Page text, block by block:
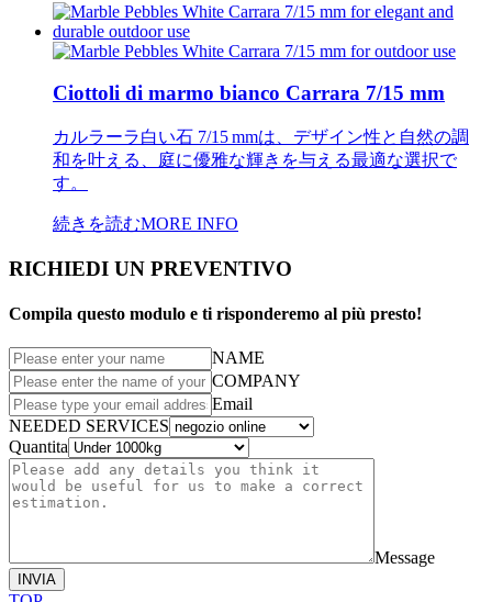
Ciottoli di marmo bianco Carrara 7/15 mm
カルラーラ白い石 7/15 mmは、デザイン性と自然の調
和を叶える、庭に優雅な輝きを与える最適な選択で
す。
続きを読むMORE INFO
RICHIEDI UN PREVENTIVO
Compila questo modulo e ti risponderemo al più presto!
NAME
COMPANY
Email
NEEDED SERVICES
Quantita
Message
INVIA